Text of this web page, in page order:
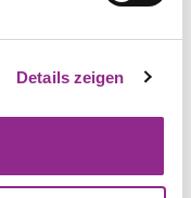
Details zeigen